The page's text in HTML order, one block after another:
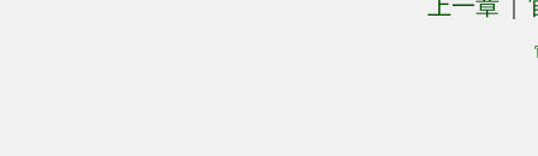
上一章 |